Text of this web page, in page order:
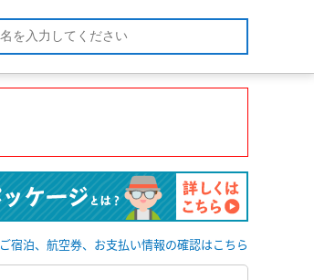
ご宿泊、航空券、お支払い情報の確認はこちら